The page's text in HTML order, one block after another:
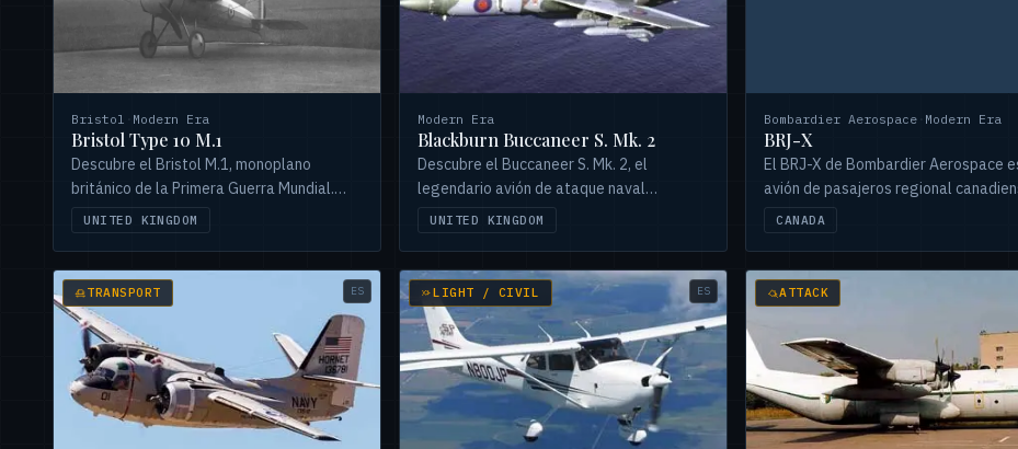
Bristol Modern Era
Bristol Type 10 M.1
Descubre el Bristol M.1, monoplano
británico de la Primera Guerra Mundial.
Innovador pero infravalorado, vio acción
UNITED KINGDOM
Modern Era
Blackburn Buccaneer S. Mk. 2
Descubre el Buccaneer S. Mk. 2, el
legendario avión de ataque naval
británico. Conoce sus potentes motores
Desierto. Un verdadero icono.
UNITED KINGDOM
Bombardier Aerospace Modern Era
BRJ-X
El BRJ-X de Bombardier Aerospace
avión de pasajeros regional
presentado en 1998. Innovador
CANADA
TRANSPORT ES LIGHT / CIVIL ES ATTACK